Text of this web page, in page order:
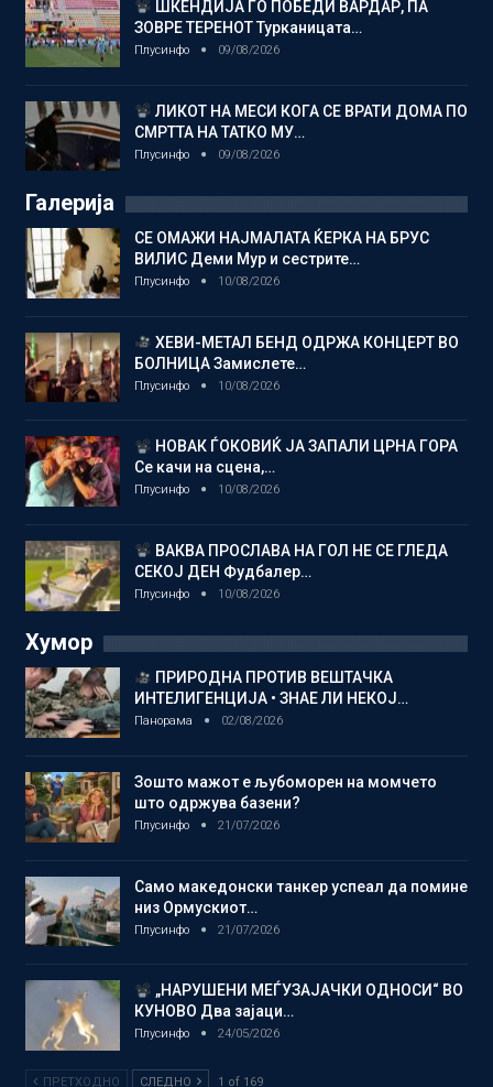
ШКЕНДИЈА ГО ПОБЕДИ ВАРДАР, ПА
ЗОВРЕ ТЕРЕНОТ Турканицата…
Плусинфо 09/08/2026
ЛИКОТ НА МЕСИ КОГА СЕ ВРАТИ ДОМА ПО
СМРТТА НА ТАТКО МУ…
Плусинфо 09/08/2026
Галерија
СЕ ОМАЖИ НАЈМАЛАТА ЌЕРКА НА БРУС
ВИЛИС Деми Мур и сестрите…
Плусинфо 10/08/2026
ХЕВИ-МЕТАЛ БЕНД ОДРЖА КОНЦЕРТ ВО
БОЛНИЦА Замислете…
Плусинфо 10/08/2026
НОВАК ЃОКОВИЌ ЈА ЗАПАЛИ ЦРНА ГОРА
Се качи на сцена,…
Плусинфо 10/08/2026
ВАКВА ПРОСЛАВА НА ГОЛ НЕ СЕ ГЛЕДА
СЕКОЈ ДЕН Фудбалер…
Плусинфо 10/08/2026
Хумор
ПРИРОДНА ПРОТИВ ВЕШТАЧКА
ИНТЕЛИГЕНЦИЈА • ЗНАЕ ЛИ НЕКОЈ…
Панорама 02/08/2026
Зошто мажот е љубоморен на момчето
што одржува базени?
Плусинфо 21/07/2026
Само македонски танкер успеал да помине
низ Ормускиот…
Плусинфо 21/07/2026
„НАРУШЕНИ МЕЃУЗАЈАЧКИ ОДНОСИ“ ВО
КУНОВО Два зајаци…
Плусинфо 24/05/2026
ПРЕТХОДНО СЛЕДНО 1 of 169